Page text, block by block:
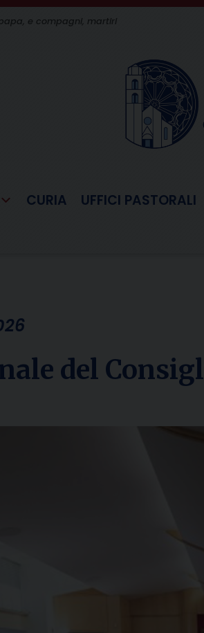
e compagni, martiri
CURIA UFFICI PASTORALI
del